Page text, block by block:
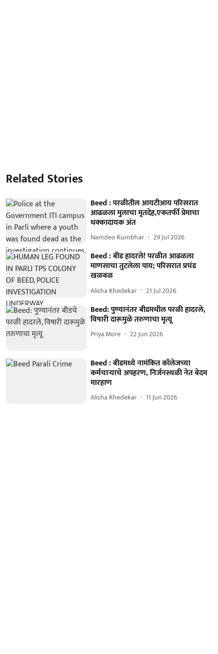
Related Stories
Beed : परळीतील आयटीआय परिसरात
आढळला मुलाचा मृतदेह,एकतर्फी प्रेमाचा
धक्कादायक अंत
Namdeo Kumbhar 29 Jul 2026
Beed : बीड हादरले! परळीत आढळला
माणसाचा तुटलेला पाय; परिसरात प्रचंड
खळबळ
Alisha Khedekar 21 Jul 2026
Beed: पुण्यानंतर बीडमधील परळी हादरले,
विषारी दारूमुळे तरुणाचा मृत्यू
Priya More 22 Jun 2026
Beed : बीडमध्ये नामंकित कॉलेजच्या
कर्मचाऱ्याचे अपहरण, निर्जनस्थळी नेत बेदम
मारहाण
Alisha Khedekar 11 Jun 2026